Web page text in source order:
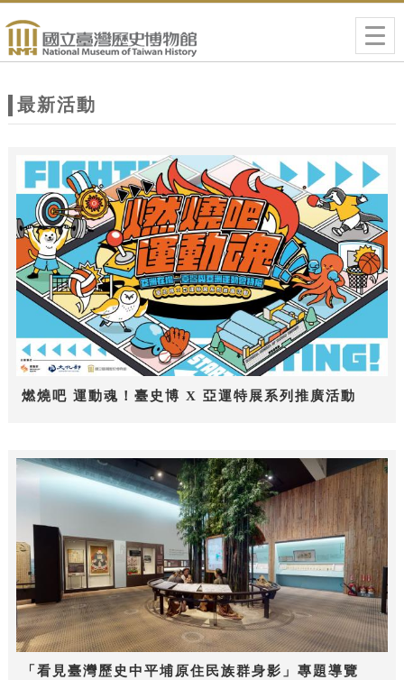
站最新活動
燃燒吧 運動魂！臺史博 X 亞運特展系列推廣活動
「看見臺灣歷史中平埔原住民族群身影」專題導覽